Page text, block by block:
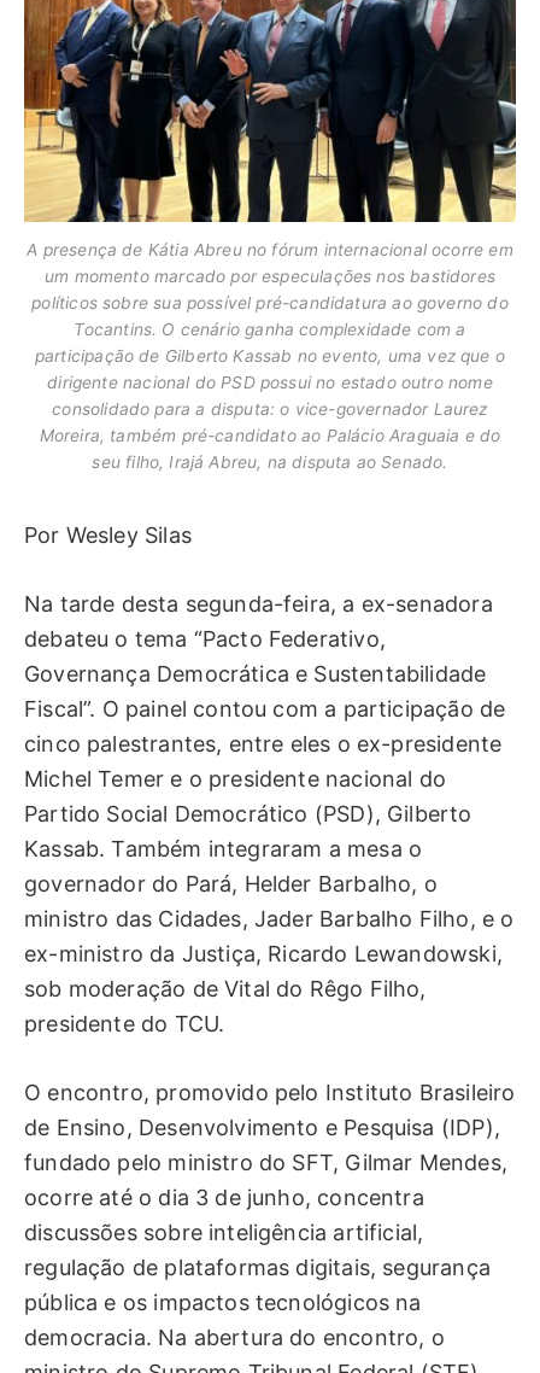
A presença de Kátia Abreu no fórum internacional ocorre em
um momento marcado por especulações nos bastidores
políticos sobre sua possível pré-candidatura ao governo do
Tocantins. O cenário ganha complexidade com a
participação de Gilberto Kassab no evento, uma vez que o
dirigente nacional do PSD possui no estado outro nome
consolidado para a disputa: o vice-governador Laurez
Moreira, também pré-candidato ao Palácio Araguaia e do
seu filho, Irajá Abreu, na disputa ao Senado.
Por Wesley Silas
Na tarde desta segunda-feira, a ex-senadora
debateu o tema “Pacto Federativo,
Governança Democrática e Sustentabilidade
Fiscal”. O painel contou com a participação de
cinco palestrantes, entre eles o ex-presidente
Michel Temer e o presidente nacional do
Partido Social Democrático (PSD), Gilberto
Kassab. Também integraram a mesa o
governador do Pará, Helder Barbalho, o
ministro das Cidades, Jader Barbalho Filho, e o
ex-ministro da Justiça, Ricardo Lewandowski,
sob moderação de Vital do Rêgo Filho,
presidente do TCU.
O encontro, promovido pelo Instituto Brasileiro
de Ensino, Desenvolvimento e Pesquisa (IDP),
fundado pelo ministro do SFT, Gilmar Mendes,
ocorre até o dia 3 de junho, concentra
discussões sobre inteligência artificial,
regulação de plataformas digitais, segurança
pública e os impactos tecnológicos na
democracia. Na abertura do encontro, o